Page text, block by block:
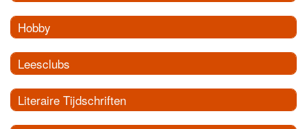
Hobby
Leesclubs
Literaire Tijdschriften